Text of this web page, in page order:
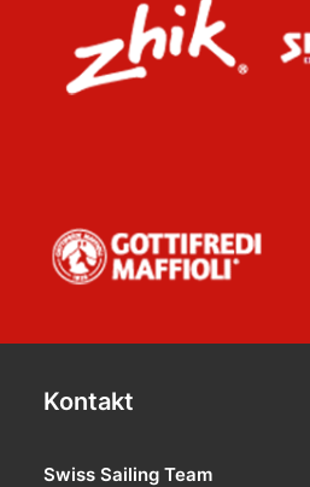
Kontakt
Swiss Sailing Team